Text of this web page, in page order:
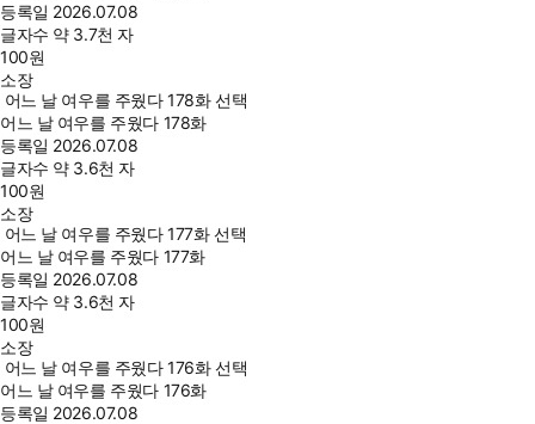
등록일 2026.07.08
글자수 약 3.7천 자
100원
소장
어느 날 여우를 주웠다 178화 선택
어느 날 여우를 주웠다 178화
등록일 2026.07.08
글자수 약 3.6천 자
100원
소장
어느 날 여우를 주웠다 177화 선택
어느 날 여우를 주웠다 177화
등록일 2026.07.08
글자수 약 3.6천 자
100원
소장
어느 날 여우를 주웠다 176화 선택
어느 날 여우를 주웠다 176화
등록일 2026.07.08